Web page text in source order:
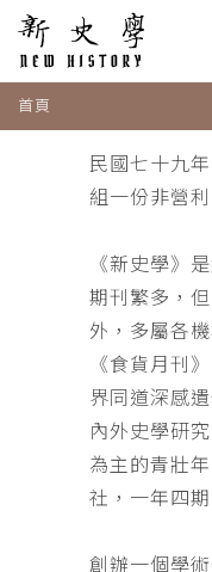
首頁
民國七十九
組一份非營
《新史學》
期刊繁多，
外，多屬各
《食貨月刊
界同道深感
內外史學研
為主的青壯
社，一年四
創辦一個學